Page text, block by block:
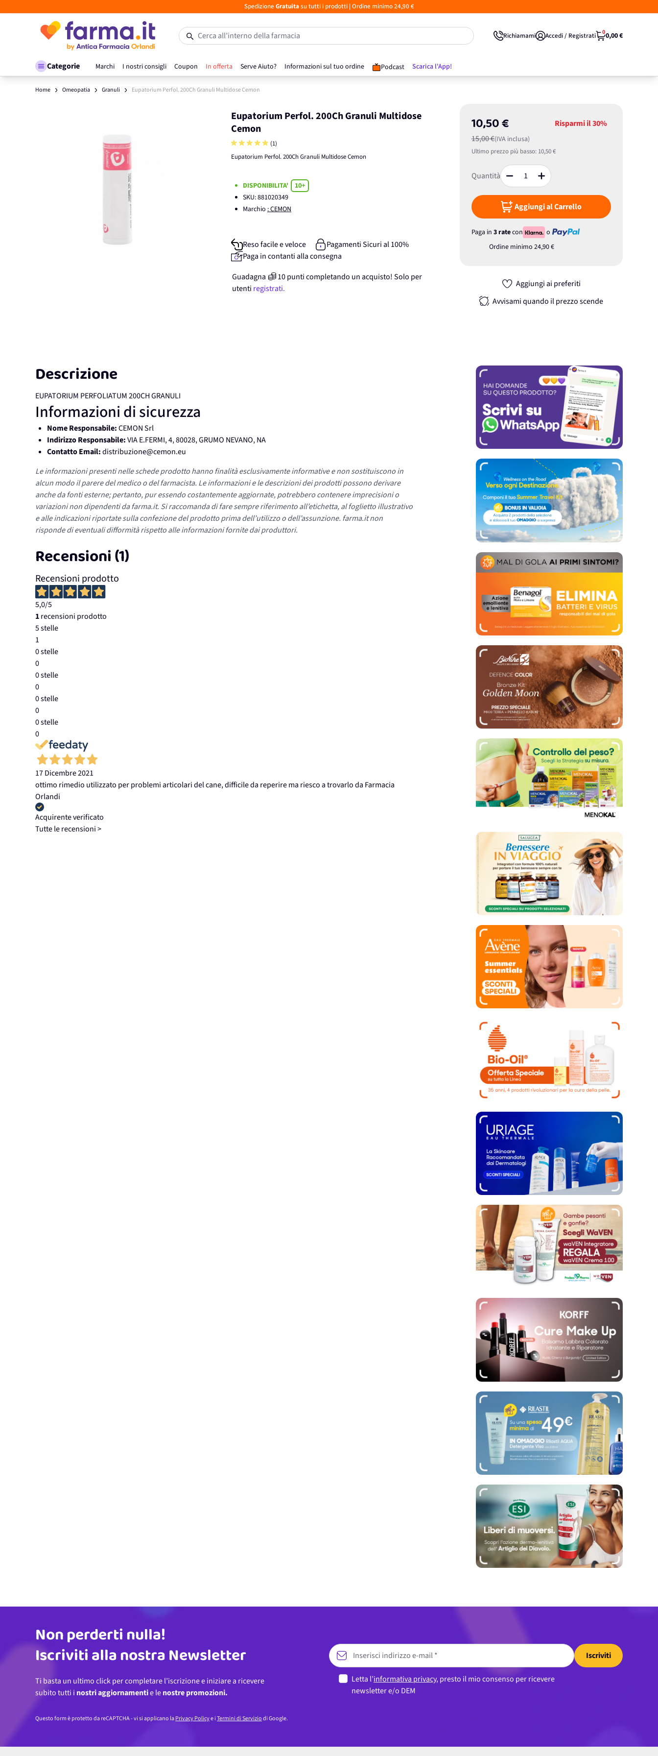
Spedizione Gratuita su tutti i prodotti| Ordine minimo 24,90 €
Salta al contenuto
Categorie Marchi I nostri consigli Coupon In offerta Serve Aiuto? Informazioni sul tuo ordine Podcast Scarica l'App!
Cerca all’interno della farmacia Richiamami Accedi / Registrati 00,00 €
Home Omeopatia Granuli Eupatorium Perfol. 200Ch Granuli Multidose Cemon
Eupatorium Perfol. 200Ch Granuli Multidose
Cemon
(1)
Eupatorium Perfol. 200Ch Granuli Multidose Cemon
10,50 €
15,00 €(IVA inclusa)
Risparmi il30%
Ultimo prezzo più basso: 10,50 €
Quantità
Aggiungi al Carrello
Paga in 3 ratecon
o
Ordine minimo 24,90 €
Aggiungi ai preferiti
Avvisami quando il prezzo scende
DISPONIBILITA'
10+
SKU:881020349
Marchio : CEMON
Reso facile e veloce
Pagamenti Sicuri al 100%
Paga in contanti alla consegna
Guadagna
10punticompletando un acquisto! Solo per
utenti registrati.
Descrizione
EUPATORIUM PERFOLIATUM 200CH GRANULI
Informazioni di sicurezza
Nome Responsabile:CEMON Srl
Indirizzo Responsabile:VIA E.FERMI, 4, 80028, GRUMO NEVANO, NA
Contatto Email:distribuzione@cemon.eu
Le informazioni presenti nelle schede prodotto hanno finalità esclusivamente informative e non sostituiscono in
alcun modo il parere del medico o del farmacista. Le informazioni e le descrizioni dei prodotti possono derivare
anche da fonti esterne; pertanto, pur essendo costantemente aggiornate, potrebbero contenere imprecisioni o
variazioni non dipendenti da farma.it. Si raccomanda di fare sempre riferimento all’etichetta, al foglietto illustrativo
e alle indicazioni riportate sulla confezione del prodotto prima dell’utilizzo o dell’assunzione. farma.it non
risponde di eventuali difformità rispetto alle informazioni fornite dai produttori.
Recensioni (1)
Recensioni prodotto
5,0/5
1recensioni prodotto
5 stelle
1
0 stelle
0
0 stelle
0
0 stelle
0
0 stelle
0
17 Dicembre 2021
ottimo rimedio utilizzato per problemi articolari del cane, difficile da reperire ma riesco a trovarlo da Farmacia
Orlandi
Acquirente verificato
Tutte le recensioni >
Indirizzo email
Non perderti nulla!
Iscriviti alla nostra Newsletter
Ti basta un ultimo click per completare l’iscrizione e iniziare a ricevere
subito tutti i nostri aggiornamentie lenostre promozioni.
Iscriviti
Letta l’informativa privacy, presto il mio consenso per ricevere
newsletter e/o DEM
Questo form è protetto da reCAPTCHA - vi si applicano laPrivacy Policye iTermini di Serviziodi Google.